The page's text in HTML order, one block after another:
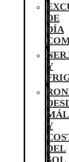
DE
DÍA
Y
Y
DEL
SOL